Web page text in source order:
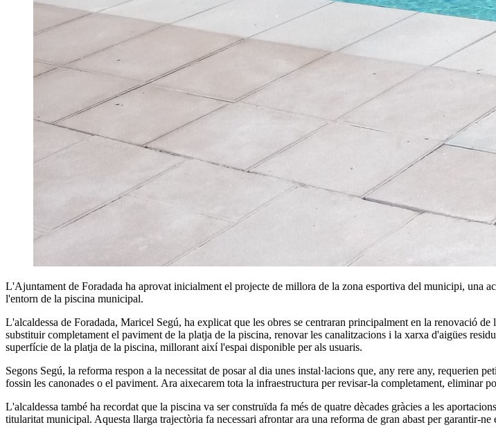
L'Ajuntament de Foradada ha aprovat inicialment el projecte de millora de la zona esportiva del municipi, una
l'entorn de la piscina municipal.
L'alcaldessa de Foradada, Maricel Segú, ha explicat que les obres se centraran principalment en la renovació
substituir completament el paviment de la platja de la piscina, renovar les canalitzacions i la xarxa d'aigües
superfície de la platja de la piscina, millorant així l'espai disponible per als usuaris.
Segons Segú, la reforma respon a la necessitat de posar al dia unes instal·lacions que, any rere any, requerien
fossin les canonades o el paviment. Ara aixecarem tota la infraestructura per revisar-la completament, eliminar
L'alcaldessa també ha recordat que la piscina va ser construïda fa més de quatre dècades gràcies a les
titularitat municipal. Aquesta llarga trajectòria fa necessari afrontar ara una reforma de gran abast per garantir-